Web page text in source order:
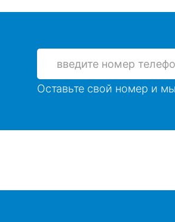
Оставьте свой номер и